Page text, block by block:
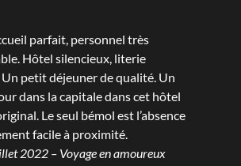
parfait, personnel très
Hôtel silencieux, literie
petit déjeuner de qualité. Un
dans la capitale dans cet hôtel
Le seul bémol est l’absence
facile à proximité.
2022 – Voyage en amoureux